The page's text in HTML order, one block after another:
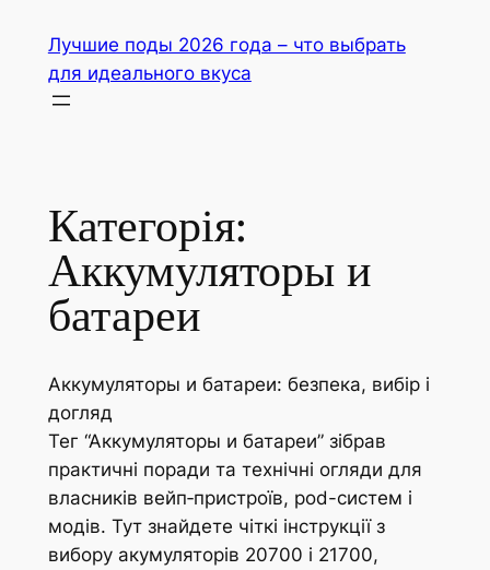
вмісту
Лучшие поды 2026 года – что выбрать
для идеального вкуса
Категорія:
Аккумуляторы и
батареи
Аккумуляторы и батареи: безпека, вибір і
догляд
Тег “Аккумуляторы и батареи” зібрав
практичні поради та технічні огляди для
власників вейп‑пристроїв, pod-систем і
модів. Тут знайдете чіткі інструкції з
вибору акумуляторів 20700 і 21700,